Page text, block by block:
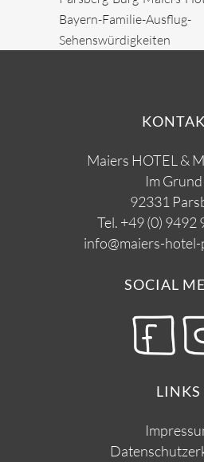
Bayern-Familie-Ausflug-
Sehenswürdigkeiten
Maiers HOTEL &
Im
92331
Tel. +49 (0) 9492
info@maiers-
SOCIAL
LINKS